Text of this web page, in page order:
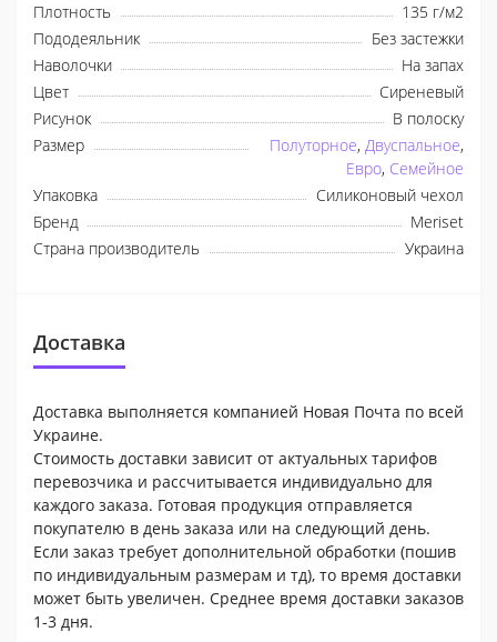
Плотность
135 г/м2
Пододеяльник
Без застежки
Наволочки
На запах
Цвет
Сиреневый
Рисунок
В полоску
Размер
Полуторное, Двуспальное,
Евро, Семейное
Упаковка
Силиконовый чехол
Бренд
Meriset
Страна производитель
Украина
Доставка
Доставка выполняется компанией Новая Почта по всей
Украине.
Стоимость доставки зависит от актуальных тарифов
перевозчика и рассчитывается индивидуально для
каждого заказа. Готовая продукция отправляется
покупателю в день заказа или на следующий день.
Если заказ требует дополнительной обработки (пошив
по индивидуальным размерам и тд), то время доставки
может быть увеличен. Среднее время доставки заказов
1-3 дня.